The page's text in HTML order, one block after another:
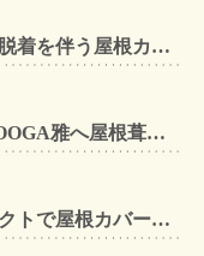
【奈良県大和郡山市】太陽光パネル脱着を伴う屋根カバー工法・外壁カバー工法・外壁塗装工事｜スーパーガルテクト施工事例
【兵庫県宝塚市】セメント瓦からROOGA雅へ屋根葺き替え モダングレーで軽量化・外壁塗装も同時施工
【大阪府寝屋川市】スーパーガルテクトで屋根カバー工法・外壁塗装・雨樋工事｜住まいをトータルリフォームした施工事例